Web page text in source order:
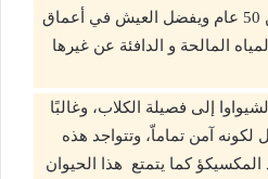
عمره الى ما يقرب من 50 عام ويفضل العيش في أعماق
المالحة و الدافئة عن غيرها
إلى فصيلة الكلاب، وغالبًا
لكونه آمن تماماّ، وتتواجد هذه
المكسيكؤ كما يتمتع هذا الحيوان